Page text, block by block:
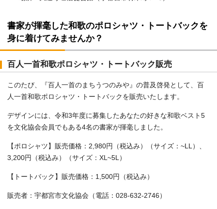
書家が揮毫した和歌のポロシャツ・トートバックを
身に着けてみませんか？
百人一首和歌ポロシャツ・トートバック販売
このたび、『百人一首のまちうつのみや』の普及啓発として、百
人一首和歌ポロシャツ・トートバックを販売いたします。
デザインには、令和3年度に募集したあなたの好きな和歌ベスト5
を文化協会会員でもある4名の書家が揮毫しました。
【ポロシャツ】販売価格：2,980円（税込み）（サイズ：~LL）、
3,200円（税込み）（サイズ：XL~5L）
【トートバック】販売価格：1,500円（税込み）
販売者：宇都宮市文化協会（電話：028-632-2746）